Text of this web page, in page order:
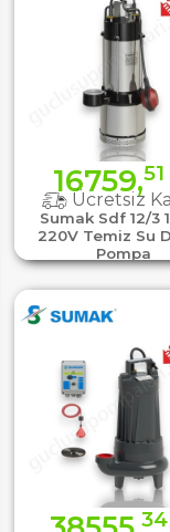
Sumak Sdf 12/3
220V Temiz Su
Pompa
16759,51
Ücretsiz
34